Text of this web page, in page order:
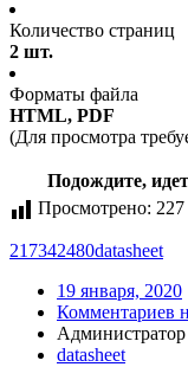
Количество страниц
2 шт.
Форматы файла
HTML, PDF
(Для просмотра
Подождите,
Просмотрено: 227
217342480datasheet
19 января, 2020
Комментариев
Администратор
datasheet